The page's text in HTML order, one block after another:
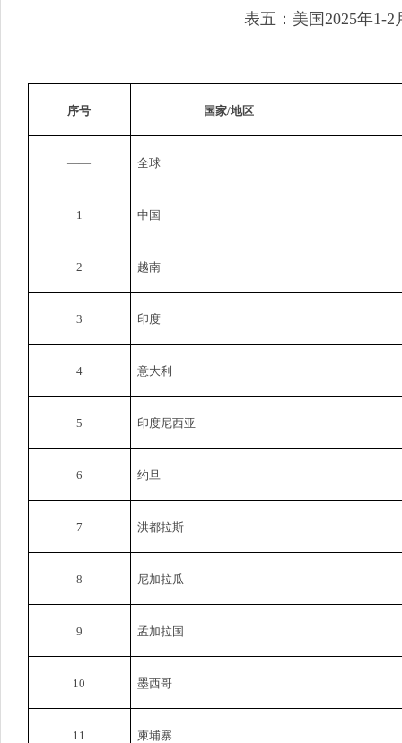
表五：美国2025年1-2
序号 国家/地区
—— 全球
1 中国
2 越南
3 印度
4 意大利
5 印度尼西亚
6 约旦
7 洪都拉斯
8 尼加拉瓜
9 孟加拉国
10 墨西哥
11 柬埔寨